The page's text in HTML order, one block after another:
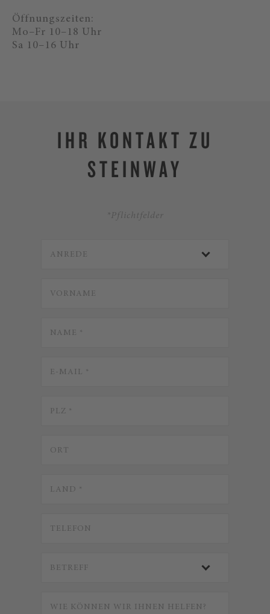
Öffnungszeiten:
Mo–Fr 10–18 Uhr
Sa 10–16 Uhr
IHR KONTAKT ZU
STEINWAY
*Pflichtfelder